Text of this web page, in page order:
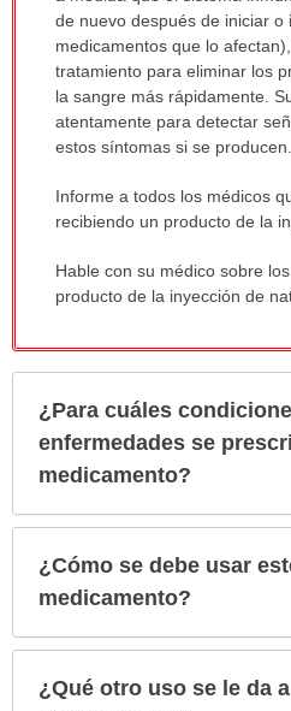
de nuevo después de iniciar o
medicamentos que lo
tratamiento para eliminar los
la sangre más rápidamente.
atentamente para detectar
estos síntomas si se producen.
Informe a todos los médicos
recibiendo un producto de la
Hable con su médico sobre
producto de la inyección de
¿Para cuáles
enfermedades se
medicamento?
¿Cómo se debe usar
medicamento?
¿Qué otro uso se le da